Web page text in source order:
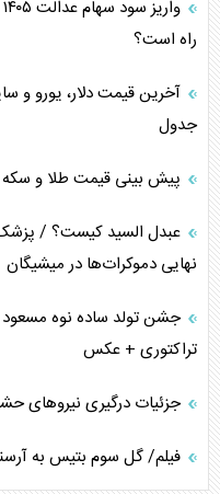
راه است؟
جدول
پیش بینی قیمت طلا و سکه پنجشنبه
عبدل السید کیست؟ / پزشک
نهایی دموکرات‌ها در میشیگان
جشن تولد ساده نوه
تراکتوری + عکس
جزئیات درگیری نیرو‌های
فیلم/ گل سوم بتیس به